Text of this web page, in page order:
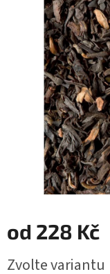
od 228 Kč
cena:
Zvolte variantu